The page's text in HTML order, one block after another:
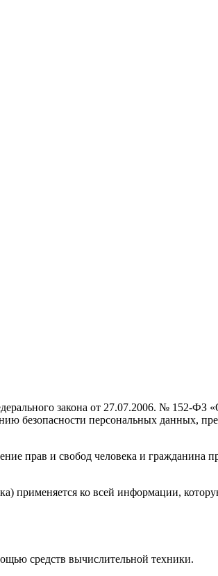
закона от 27.07.2006. № 152-
безопасности персональных данных,
прав и свобод человека и гражданина
применяется ко всей информации,
средств вычислительной техники.